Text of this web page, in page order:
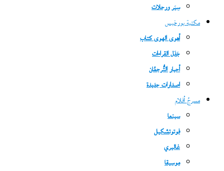
سِيَر ورحلات
مكتبة بورخيس
أهوى الهوى كتاب
جَدَل القراءات
أحبار التُّرجمُان
اصدارات جديدة
مسرحُ أفلام
سينما
فوتوتشكيل
غاليري
موسيقا